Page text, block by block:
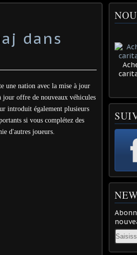
dans
une nation avec la mise à jour
jour offre de nouveaux véhicules
introduit également plusieurs
si vous complétez des
d'autres joueurs.
Email